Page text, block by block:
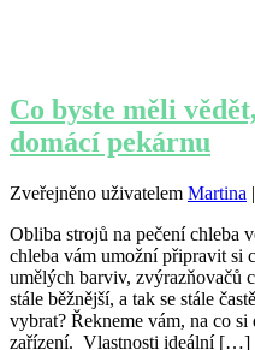
Co byste měli
domácí pekárnu
Zveřejněno uživatelem Martina |
Obliba strojů na pečení chleba
chleba vám umožní připravit si
umělých barviv, zvýrazňovačů
stále běžnější, a tak se stále
vybrat? Řekneme vám, na co
zařízení. Vlastnosti ideální […]